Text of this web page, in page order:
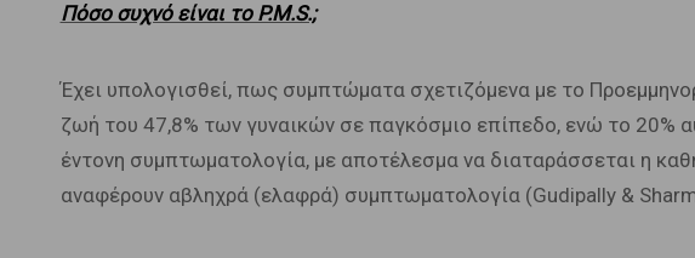
Πόσο συχνό είναι το P.M.S.;
Έχει υπολογισθεί, πως συμπτώματα σχετιζόμενα με το
ζωή του 47,8% των γυναικών σε παγκόσμιο επίπεδο, ενώ το 20%
έντονη συμπτωματολογία, με αποτέλεσμα να διαταράσσεται η
αναφέρουν αβληχρά (ελαφρά) συμπτωματολογία (Gudipally &